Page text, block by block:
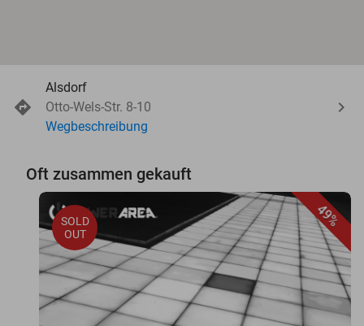
Alsdorf
Otto-Wels-Str. 8-10
Wegbeschreibung
Oft zusammen gekauft
49%
SOLD
OUT